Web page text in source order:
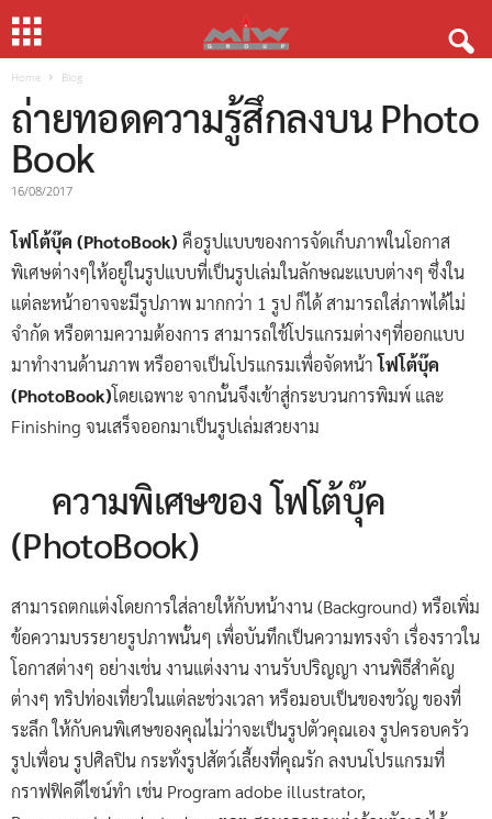
Home Blog
ถ่ายทอดความรู้สึกลงบน Photo
Book
16/08/2017
โฟโต้บุ๊ค (PhotoBook) คือรูปแบบของการจัดเก็บภาพในโอกาส
พิเศษต่างๆให้อยู่ในรูปแบบที่เป็นรูปเล่มในลักษณะแบบต่างๆ ซึ่งใน
แต่ละหน้าอาจจะมีรูปภาพ มากกว่า 1 รูป ก็ได้ สามารถใส่ภาพได้ไม่
จำกัด หรือตามความต้องการ สามารถใช้โปรแกรมต่างๆที่ออกแบบ
มาทำงานด้านภาพ หรืออาจเป็นโปรแกรมเพื่อจัดหน้า โฟโต้บุ๊ค
(PhotoBook)โดยเฉพาะ จากนั้นจึงเข้าสู่กระบวนการพิมพ์ และ
Finishing จนเสร็จออกมาเป็นรูปเล่มสวยงาม
ความพิเศษของ โฟโต้บุ๊ค
(PhotoBook)
สามารถตกแต่งโดยการใส่ลายให้กับหน้างาน (Background) หรือเพิ่ม
ข้อความบรรยายรูปภาพนั้นๆ เพื่อบันทึกเป็นความทรงจำ เรื่องราวใน
โอกาสต่างๆ อย่างเช่น งานแต่งงาน งานรับปริญญา งานพิธีสำคัญ
ต่างๆ ทริปท่องเที่ยวในแต่ละช่วงเวลา หรือมอบเป็นของขวัญ ของที่
ระลึก ให้กับคนพิเศษของคุณไม่ว่าจะเป็นรูปตัวคุณเอง รูปครอบครัว
รูปเพื่อน รูปศิลปิน กระทั่งรูปสัตว์เลี้ยงที่คุณรัก ลงบนโปรแกรมที่
กราฟฟิคดีไซน์ทำ เช่น Program adobe illustrator,